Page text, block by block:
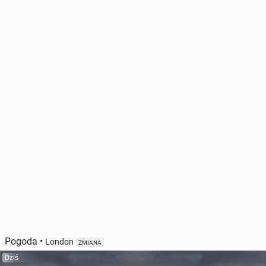
Pogoda • London ZMIANA
Dziś